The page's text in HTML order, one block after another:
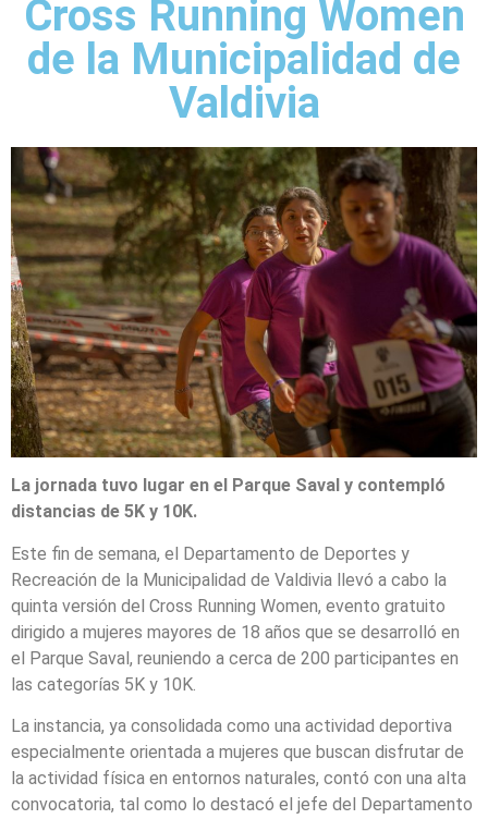
Cross Running Women
de la Municipalidad de
Valdivia
La jornada tuvo lugar en el Parque Saval y contempló
distancias de 5K y 10K.
Este fin de semana, el Departamento de Deportes y
Recreación de la Municipalidad de Valdivia llevó a cabo la
quinta versión del Cross Running Women, evento gratuito
dirigido a mujeres mayores de 18 años que se desarrolló en
el Parque Saval, reuniendo a cerca de 200 participantes en
las categorías 5K y 10K.
La instancia, ya consolidada como una actividad deportiva
especialmente orientada a mujeres que buscan disfrutar de
la actividad física en entornos naturales, contó con una alta
convocatoria, tal como lo destacó el jefe del Departamento